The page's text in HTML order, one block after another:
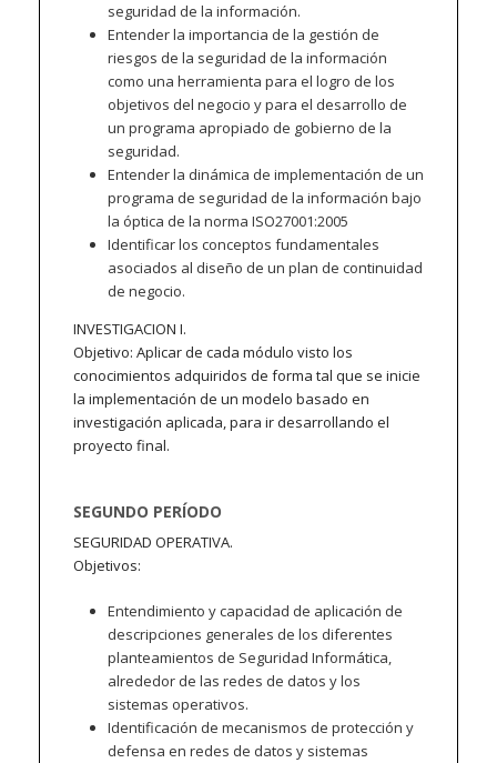
seguridad de la información.
Entender la importancia de la gestión de
riesgos de la seguridad de la información
como una herramienta para el logro de los
objetivos del negocio y para el desarrollo de
un programa apropiado de gobierno de la
seguridad.
Entender la dinámica de implementación de un
programa de seguridad de la información bajo
la óptica de la norma ISO27001:2005
Identificar los conceptos fundamentales
asociados al diseño de un plan de continuidad
de negocio.
INVESTIGACION I.
Objetivo: Aplicar de cada módulo visto los
conocimientos adquiridos de forma tal que se inicie
la implementación de un modelo basado en
investigación aplicada, para ir desarrollando el
proyecto final.
SEGUNDO PERÍODO
SEGURIDAD OPERATIVA.
Objetivos:
Entendimiento y capacidad de aplicación de
descripciones generales de los diferentes
planteamientos de Seguridad Informática,
alrededor de las redes de datos y los
sistemas operativos.
Identificación de mecanismos de protección y
defensa en redes de datos y sistemas